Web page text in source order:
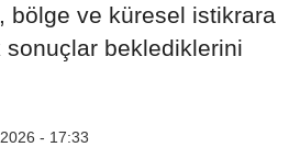
bölge ve küresel istikrara
sonuçlar beklediklerini
- 17:33